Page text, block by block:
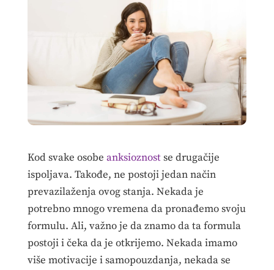
Kod svake osobe anksioznostse drugačije
ispoljava. Takođe, ne postoji jedan način
prevazilaženja ovog stanja. Nekada je
potrebno mnogo vremena da pronađemo svoju
formulu. Ali, važno je da znamo da ta formula
postoji i čeka da je otkrijemo. Nekada imamo
više motivacije i samopouzdanja, nekada se